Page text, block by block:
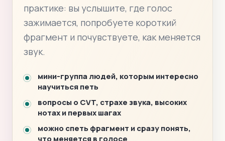
практике: вы услышите, где голос
зажимается, попробуете короткий
фрагмент и почувствуете, как меняется
звук.
мини-группа людей, которым интересно
научиться петь
вопросы о CVT, страхе звука, высоких
нотах и первых шагах
можно спеть фрагмент и сразу понять,
что меняется в голосе